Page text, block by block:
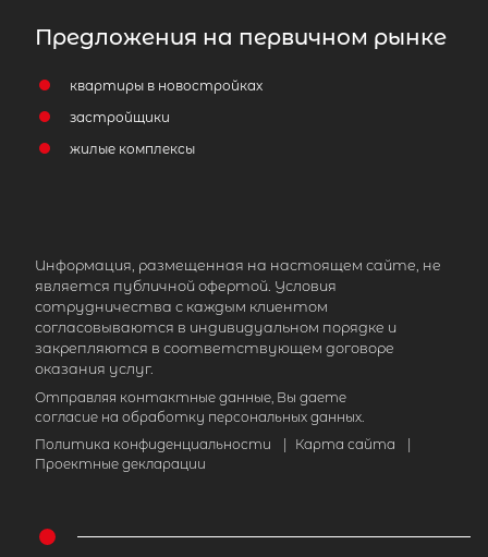
Предложения на первичном рынке
квартиры в новостройках
застройщики
жилые комплексы
Информация, размещенная на настоящем сайте, не
является публичной офертой. Условия
сотрудничества с каждым клиентом
согласовываются в индивидуальном порядке и
закрепляются в соответствующем договоре
оказания услуг.
Отправляя контактные данные, Вы даете
согласие на обработку персональных данных.
Политика конфиденциальности
Карта сайта
Проектные декларации